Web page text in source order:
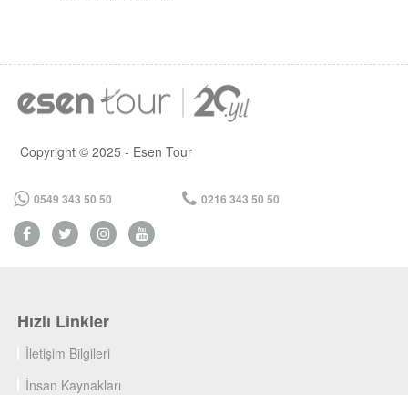
Copyright © 2025 - Esen Tour
0549 343 50 50 0216 343 50 50
Hızlı Linkler
İletişim Bilgileri
İnsan Kaynakları